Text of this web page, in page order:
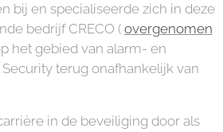
bij en specialiseerde zich in deze
bedrijf CRECO ( overgenomen
het gebied van alarm- en
terug onafhankelijk van
in de beveiliging door als